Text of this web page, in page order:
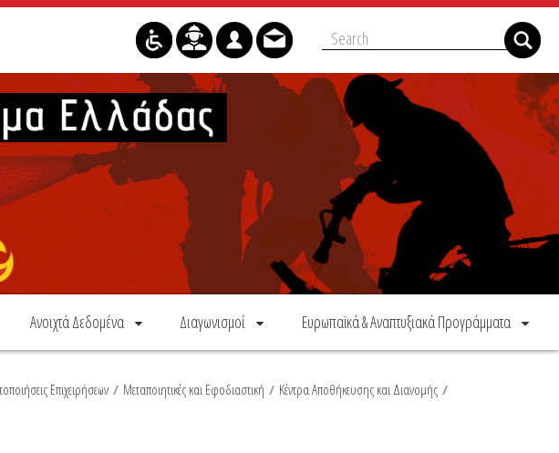
Ανοιχτά Δεδομένα Διαγωνισμοί Ευρωπαϊκά & Αναπτυξιακά Προγράμματα
Επιχειρήσεων / Μεταποιητικές και Εφοδιαστική / Κέντρα Αποθήκευσης και Διανομής /